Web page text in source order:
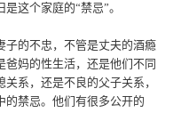
这个家庭的“禁忌”。
子的不忠，不管是丈夫的酒瘾
妈的性生活，还是他们不同
系，还是不良的父子关系，
的禁忌。他们有很多公开的